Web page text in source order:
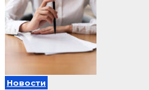
Новости